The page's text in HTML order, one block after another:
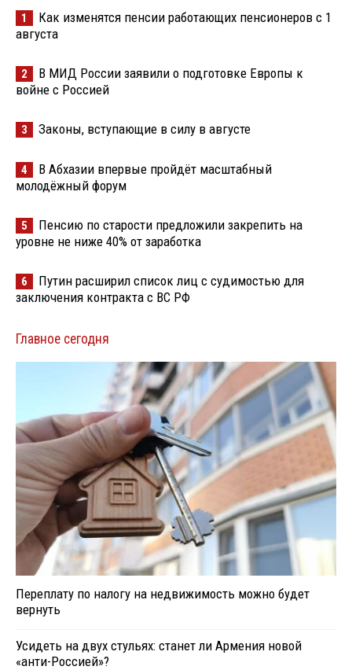
1
Как изменятся пенсии работающих пенсионеров с 1
августа
2
В МИД России заявили о подготовке Европы к
войне с Россией
3 Законы, вступающие в силу в августе
4
В Абхазии впервые пройдёт масштабный
молодёжный форум
5
Пенсию по старости предложили закрепить на
уровне не ниже 40% от заработка
6
Путин расширил список лиц с судимостью для
заключения контракта с ВС РФ
Главное сегодня
Переплату по налогу на недвижимость можно будет
вернуть
Усидеть на двух стульях: станет ли Армения новой
«анти-Россией»?